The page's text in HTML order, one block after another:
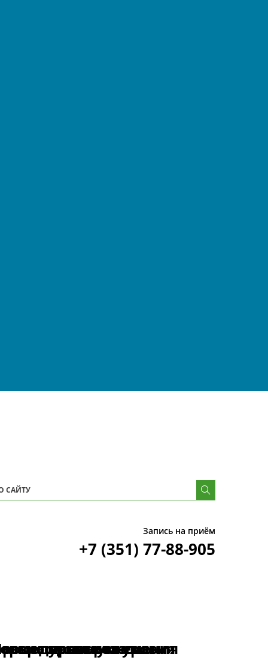
Запись на приём
+7 (351) 77-88-905
премиум-уровня
коже
проверенные
омоложения
с высшим